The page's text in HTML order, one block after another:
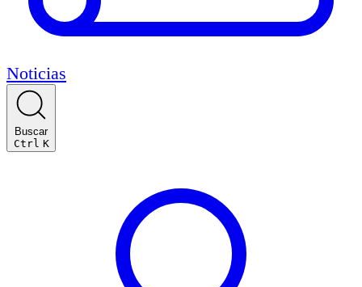
Noticias
Buscar
Ctrl K